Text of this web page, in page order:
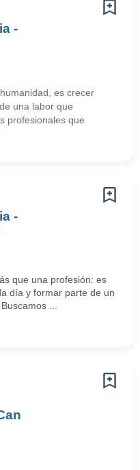
-
es crecer
una labor que
profesionales que
-
que una profesión: es
día y formar parte de un
...